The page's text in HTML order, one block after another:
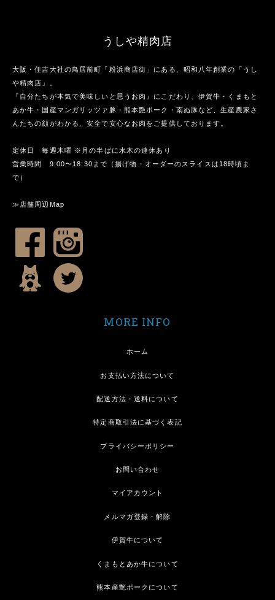
うしや精肉店
大阪・住吉大社の鳥居前町「粉浜商店街」にある、昭和八年創業の「うし
や精肉店」。
『自分たちが本気で美味しいと思うお肉』にこだわり、伊賀牛・くまもと
あか牛・国産マンガリッツァ豚・熊本艶ポーク・南ぬ豚など、生産農家さ
んたちの顔がわかる、安全で安心なお肉をご提供しております。
定休日 毎週木曜 ※月の半ばに水木の連休あり
営業時間 9:00〜18:30まで（揚げ物・オーダーのスライスは18時頃ま
で）
≫店舗周辺Map
MORE INFO
ホーム
お支払い方法について
配送方法・送料について
特定商取引法に基づく表記
プライバシーポリシー
お問い合わせ
マイアカウント
メルマガ登録・解除
伊賀牛について
くまもとあか牛について
熊本産艶ポークについて